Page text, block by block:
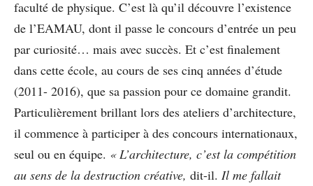
faculté de physique. C’est là qu’il découvre l’existence
de l’EAMAU, dont il passe le concours d’entrée un peu
par curiosité… mais avec succès. Et c’est finalement
dans cette école, au cours de ses cinq années d’étude
(2011- 2016), que sa passion pour ce domaine grandit.
Particulièrement brillant lors des ateliers d’architecture,
il commence à participer à des concours internationaux,
seul ou en équipe. « L’architecture, c’est la compétition
au sens de la destruction créative, dit-il. Il me fallait